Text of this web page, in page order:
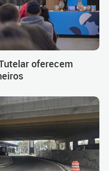
oferecem